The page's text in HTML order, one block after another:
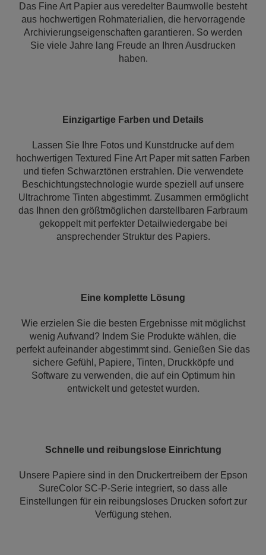
Das Fine Art Papier aus veredelter Baumwolle besteht
aus hochwertigen Rohmaterialien, die hervorragende
Archivierungseigenschaften garantieren. So werden
Sie viele Jahre lang Freude an Ihren Ausdrucken
haben.
Einzigartige Farben und Details
Lassen Sie Ihre Fotos und Kunstdrucke auf dem
hochwertigen Textured Fine Art Paper mit satten Farben
und tiefen Schwarztönen erstrahlen. Die verwendete
Beschichtungstechnologie wurde speziell auf unsere
Ultrachrome Tinten abgestimmt. Zusammen ermöglicht
das Ihnen den größtmöglichen darstellbaren Farbraum
gekoppelt mit perfekter Detailwiedergabe bei
ansprechender Struktur des Papiers.
Eine komplette Lösung
Wie erzielen Sie die besten Ergebnisse mit möglichst
wenig Aufwand? Indem Sie Produkte wählen, die
perfekt aufeinander abgestimmt sind. Genießen Sie das
sichere Gefühl, Papiere, Tinten, Druckköpfe und
Software zu verwenden, die auf ein Optimum hin
entwickelt und getestet wurden.
Schnelle und reibungslose Einrichtung
Unsere Papiere sind in den Druckertreibern der Epson
SureColor SC-P-Serie integriert, so dass alle
Einstellungen für ein reibungsloses Drucken sofort zur
Verfügung stehen.